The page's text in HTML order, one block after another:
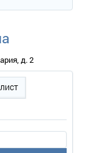
д. 2